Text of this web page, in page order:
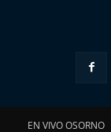
EN VIVO OSORNO